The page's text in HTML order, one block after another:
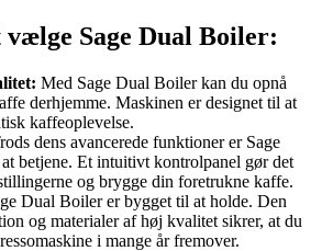
Sage Dual Boiler:
Med Sage Dual Boiler kan du opnå
derhjemme. Maskinen er designet til at
kaffeoplevelse.
dens avancerede funktioner er Sage
betjene. Et intuitivt kontrolpanel gør det
og brygge din foretrukne kaffe.
Dual Boiler er bygget til at holde. Den
og materialer af høj kvalitet sikrer, at du
i mange år fremover.